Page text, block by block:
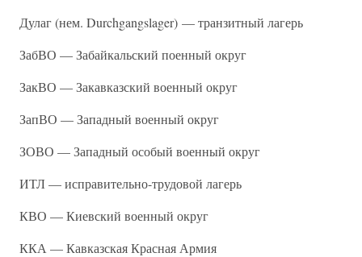
Дулаг (нем. Durchgangslager) — транзитный лагерь
ЗабВО — Забайкальский поенный округ
ЗакВО — Закавказский военный округ
ЗапВО — Западный военный округ
ЗОВО — Западный особый военный округ
ИТЛ — исправительно-трудовой лагерь
КВО — Киевский военный округ
ККА — Кавказская Красная Армия